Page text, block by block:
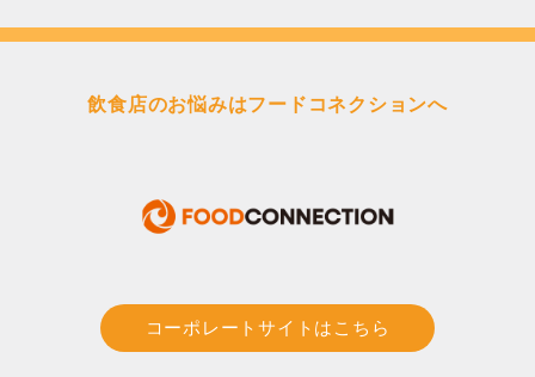
飲食店のお悩みはフードコネクションへ
コーポレートサイトはこちら